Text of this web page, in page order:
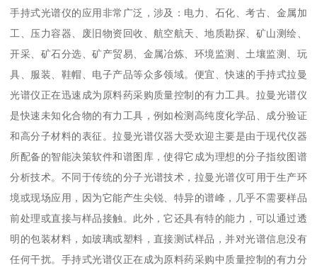
手持式光谱仪的应用非常广泛，涉及：电力、石化、考古、金属加
工、压力容器、废旧物资回收、航空航天、地质勘探、矿山测绘、
开采、矿石分选、矿产贸易、金属冶炼、环境监测、土壤监测、玩
具、服装、鞋帽、电子产品等众多领域。便宜、快速的手持式拉曼
光谱仪正在迅速成为原料药采购质量控制的有力工具。拉曼光谱仪
是快速未知化合物的有力工具，例如检测高纯度化学品、成分验证
和高分子材料的表征。拉曼光谱仪器大受欢迎主要是由于现代仪器
所配备的智能决策软件和谱图库，使得它成为理想的分子指纹图谱
分析技术。不同于传统的分子光谱技术，拉曼光谱仪可用于生产环
境或现场应用，因为它能产生尖锐、特异的谱峰，几乎不需要样品
前处理或直接与样品接触。此外，它还具有特的能力，可以通过透
明的包装材料，如玻璃或塑料，直接测试样品，并对光谱信息没有
任何干扰。手持式光谱仪正在成为原料药采购中质量控制的有力分